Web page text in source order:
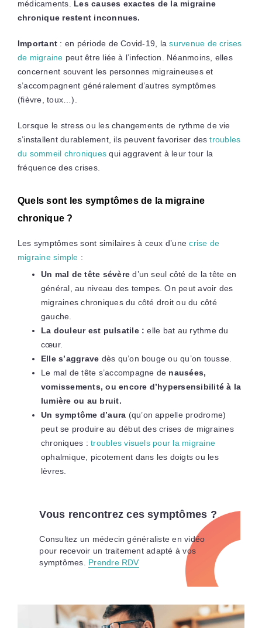
médicaments. Les causes exactes de la migraine
chronique restent inconnues.
Important : en période de Covid-19, lasurvenue de crises
de migraine peut être liée à l’infection. Néanmoins, elles
concernent souvent les personnes migraineuses et
s’accompagnent généralement d’autres symptômes
(fièvre, toux…).
Lorsque le stress ou les changements de rythme de vie
s’installent durablement, ils peuvent favoriser destroubles
du sommeil chroniques qui aggravent à leur tour la
fréquence des crises.
Quels sont les symptômes de la migraine
chronique ?
Les symptômes sont similaires à ceux d’unecrise de
migraine simple :
Un mal de tête sévère d’un seul côté de la tête en
général, au niveau des tempes. On peut avoir des
migraines chroniques du côté droit ou du côté
gauche.
La douleur est pulsatile : elle bat au rythme du
cœur.
Elle s’aggrave dès qu’on bouge ou qu’on tousse.
Le mal de tête s’accompagne de nausées,
vomissements, ou encore d’hypersensibilité à la
lumière ou au bruit.
Un symptôme d’aura (qu’on appelle prodrome)
peut se produire au début des crises de migraines
chroniques :troubles visuels pour la migraine
ophalmique, picotement dans les doigts ou les
lèvres.
Vous rencontrez ces symptômes ?
Consultez un médecin généraliste en vidéo
pour recevoir un traitement adapté à vos
symptômes. Prendre RDV